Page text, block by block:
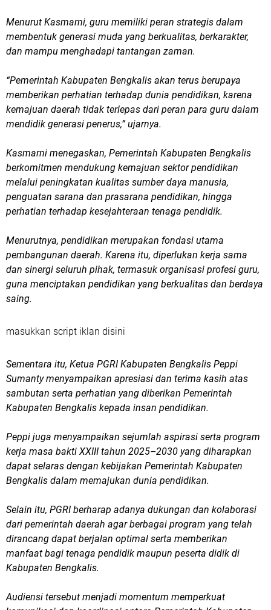
Menurut Kasmarni, guru memiliki peran strategis dalam
membentuk generasi muda yang berkualitas, berkarakter,
dan mampu menghadapi tantangan zaman.
“Pemerintah Kabupaten Bengkalis akan terus berupaya
memberikan perhatian terhadap dunia pendidikan, karena
kemajuan daerah tidak terlepas dari peran para guru dalam
mendidik generasi penerus,” ujarnya.
Kasmarni menegaskan, Pemerintah Kabupaten Bengkalis
berkomitmen mendukung kemajuan sektor pendidikan
melalui peningkatan kualitas sumber daya manusia,
penguatan sarana dan prasarana pendidikan, hingga
perhatian terhadap kesejahteraan tenaga pendidik.
Menurutnya, pendidikan merupakan fondasi utama
pembangunan daerah. Karena itu, diperlukan kerja sama
dan sinergi seluruh pihak, termasuk organisasi profesi guru,
guna menciptakan pendidikan yang berkualitas dan berdaya
saing.
masukkan script iklan disini
Sementara itu, Ketua PGRI Kabupaten Bengkalis Peppi
Sumanty menyampaikan apresiasi dan terima kasih atas
sambutan serta perhatian yang diberikan Pemerintah
Kabupaten Bengkalis kepada insan pendidikan.
Peppi juga menyampaikan sejumlah aspirasi serta program
kerja masa bakti XXIII tahun 2025–2030 yang diharapkan
dapat selaras dengan kebijakan Pemerintah Kabupaten
Bengkalis dalam memajukan dunia pendidikan.
Selain itu, PGRI berharap adanya dukungan dan kolaborasi
dari pemerintah daerah agar berbagai program yang telah
dirancang dapat berjalan optimal serta memberikan
manfaat bagi tenaga pendidik maupun peserta didik di
Kabupaten Bengkalis.
Audiensi tersebut menjadi momentum memperkuat